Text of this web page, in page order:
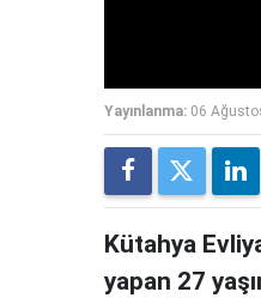
Yayınlanma: 06
Kütahya
yapan 27